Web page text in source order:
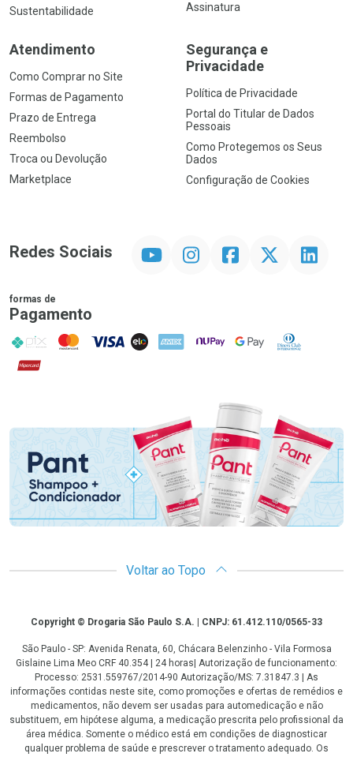
Sustentabilidade
Assinatura
Atendimento
Como Comprar no Site
Formas de Pagamento
Prazo de Entrega
Reembolso
Troca ou Devolução
Marketplace
Segurança e
Privacidade
Política de Privacidade
Portal do Titular de Dados
Pessoais
Como Protegemos os Seus
Dados
Configuração de Cookies
Redes Sociais InstagramFacebookTwitter Linkedin
formas de
Pagamento
PIX MasterCard
VISA ELO AMEX NuPay Google PayDiners Club
Hipercard
Promoção em Destaque
Voltar ao Topo
CopyrightCopyright © Drogaria São Paulo S.A. | CNPJ: 61.412.110/0565-33
São Paulo - SP: Avenida Renata, 60, Chácara Belenzinho - Vila Formosa
Gislaine Lima Meo CRF 40.354 | 24 horas| Autorização de funcionamento:
Processo: 2531.559767/2014-90 Autorização/MS: 7.31847.3 | As
informações contidas neste site, como promoções e ofertas de remédios e
medicamentos, não devem ser usadas para automedicação e não
substituem, em hipótese alguma, a medicação prescrita pelo profissional da
área médica. Somente o médico está em condições de diagnosticar
qualquer problema de saúde e prescrever o tratamento adequado. Os